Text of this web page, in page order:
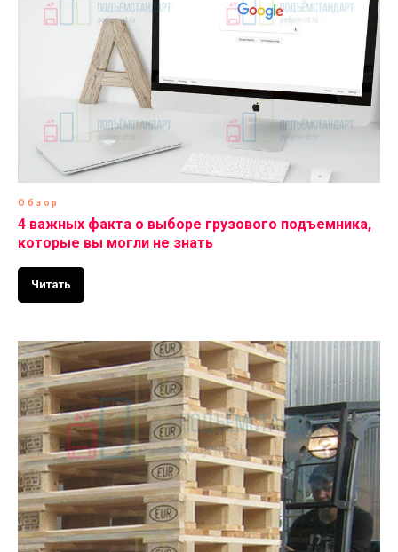
Обзор
4 важных факта о выборе грузового подъемника,
которые вы могли не знать
Читать